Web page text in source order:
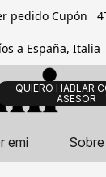
pedido Cupón
a España,
QUIERO HABLAR
ASESOR
emi